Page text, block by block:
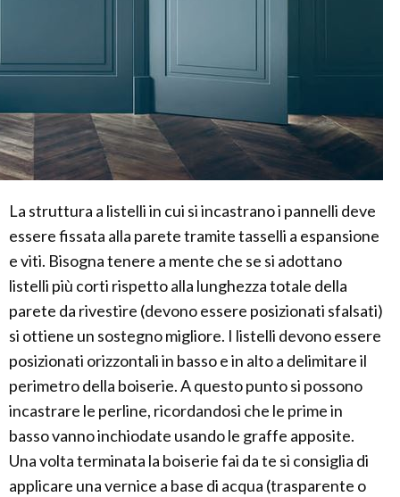
La struttura a listelli in cui si incastrano i pannelli deve
essere fissata alla parete tramite tasselli a espansione
e viti. Bisogna tenere a mente che se si adottano
listelli più corti rispetto alla lunghezza totale della
parete da rivestire (devono essere posizionati sfalsati)
si ottiene un sostegno migliore. I listelli devono essere
posizionati orizzontali in basso e in alto a delimitare il
perimetro della boiserie. A questo punto si possono
incastrare le perline, ricordandosi che le prime in
basso vanno inchiodate usando le graffe apposite.
Una volta terminata la boiserie fai da te si consiglia di
applicare una vernice a base di acqua (trasparente o